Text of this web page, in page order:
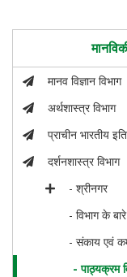
मानव विज्ञान विभाग
अर्थशास्त्र विभाग
प्राचीन भारतीय
दर्शनशास्त्र विभाग
- श्रीनगर
- विभाग के
- संकाय एवं
- पाठ्यक्रम